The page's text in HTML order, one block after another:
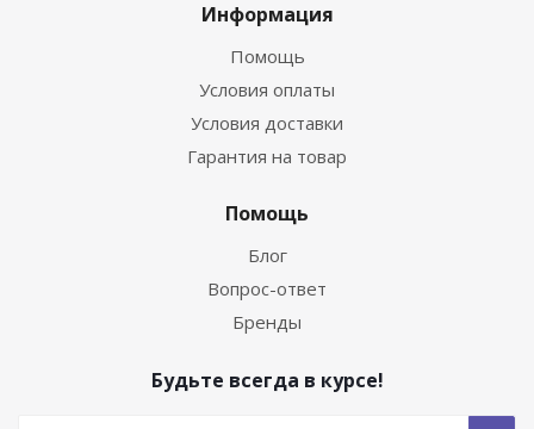
Информация
Помощь
Условия оплаты
Условия доставки
Гарантия на товар
Помощь
Блог
Вопрос-ответ
Бренды
Будьте всегда в курсе!